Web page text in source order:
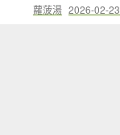
蘿菠湯 2026-02-23